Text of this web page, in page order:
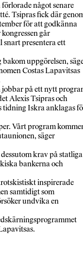
något senare
Tsipras fick där
för att godkänna
går
presentera ett
uppgörelsen,
Costas Lapavitsas
på ett nytt
Alexis Tsipras och
tidning Iskra anklagas
Vårt program
säger
krav på statliga
bankerna och
inspirerade
samtidigt som
undvika en